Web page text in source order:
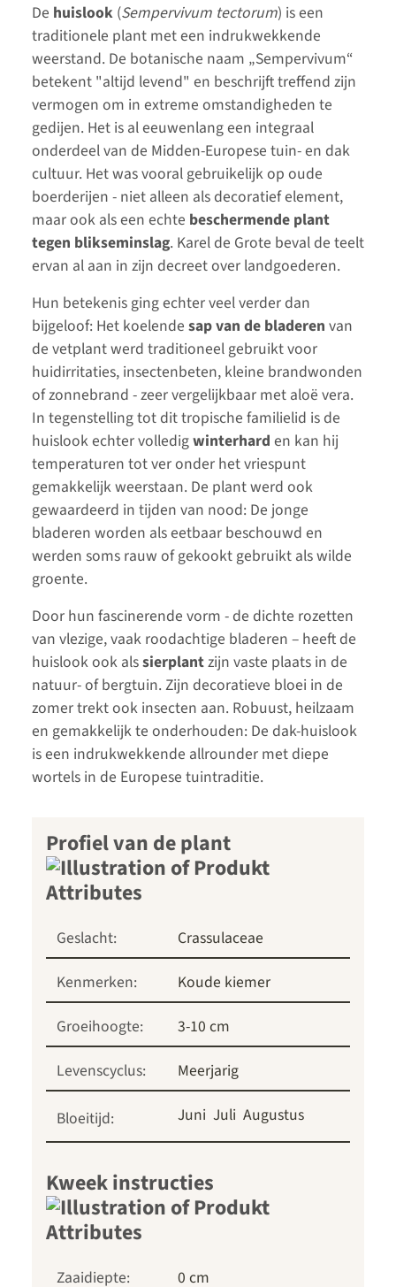
De huislook (Sempervivum tectorum) is een
traditionele plant met een indrukwekkende
weerstand. De botanische naam „Sempervivum“
betekent "altijd levend" en beschrijft treffend zijn
vermogen om in extreme omstandigheden te
gedijen. Het is al eeuwenlang een integraal
onderdeel van de Midden-Europese tuin- en dak
cultuur. Het was vooral gebruikelijk op oude
boerderijen - niet alleen als decoratief element,
maar ook als een echte beschermende plant
tegen blikseminslag. Karel de Grote beval de teelt
ervan al aan in zijn decreet over landgoederen.
Hun betekenis ging echter veel verder dan
bijgeloof: Het koelende sap van de bladeren van
de vetplant werd traditioneel gebruikt voor
huidirritaties, insectenbeten, kleine brandwonden
of zonnebrand - zeer vergelijkbaar met aloë vera.
In tegenstelling tot dit tropische familielid is de
huislook echter volledigwinterhard en kan hij
temperaturen tot ver onder het vriespunt
gemakkelijk weerstaan. De plant werd ook
gewaardeerd in tijden van nood: De jonge
bladeren worden als eetbaar beschouwd en
werden soms rauw of gekookt gebruikt als wilde
groente.
Door hun fascinerende vorm - de dichte rozetten
van vlezige, vaak roodachtige bladeren – heeft de
huislook ook alssierplantzijn vaste plaats in de
natuur- of bergtuin. Zijn decoratieve bloei in de
zomer trekt ook insecten aan. Robuust, heilzaam
en gemakkelijk te onderhouden: De dak-huislook
is een indrukwekkende allrounder met diepe
wortels in de Europese tuintraditie.
Profiel van de plant
Geslacht:
Crassulaceae
Kenmerken:
Koude kiemer
Groeihoogte:
3-10 cm
Levenscyclus:
Meerjarig
Bloeitijd: Juni Juli Augustus
Kweek instructies
Zaaidiepte: 0 cm